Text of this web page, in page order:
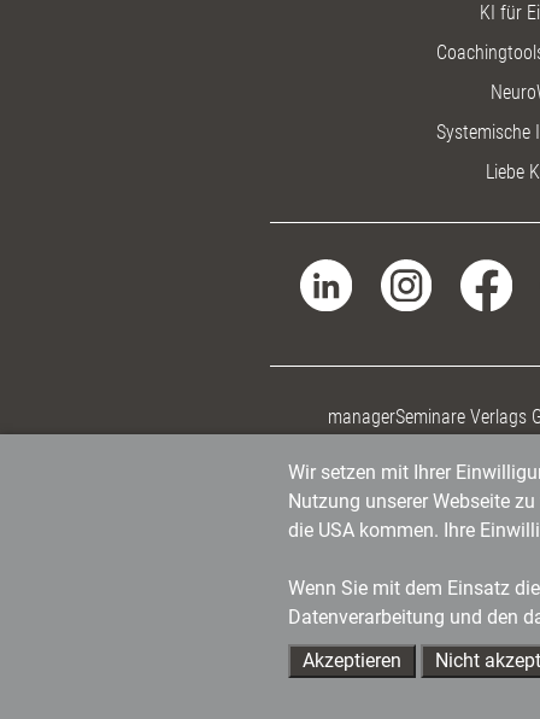
KI für
Systemische
Liebe
managerSeminare Verlags
Wir setzen mit Ihrer
Nutzung unserer Webseite
die USA kommen. Ihre
Wenn Sie mit dem Einsatz
Datenverarbeitung und den
Akzeptieren
Nicht